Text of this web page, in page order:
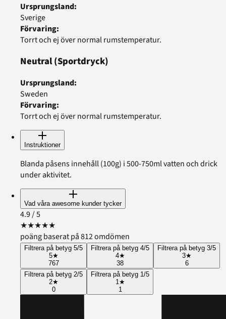
Ursprungsland:
Sverige
Förvaring:
Torrt och ej över normal rumstemperatur.
Neutral(Sportdryck)
Ursprungsland:
Sweden
Förvaring:
Torrt och ej över normal rumstemperatur.
Instruktioner
Blanda påsens innehåll (100g) i 500-750ml vatten och drick
under aktivitet.
Vad våra awesome kunder tycker
4.9/ 5
★★★★★
poäng baserat på 812 omdömen
Filtrera på betyg 5/5
5★
767
Filtrera på betyg 4/5
4★
38
Filtrera på betyg 3/5
3★
6
Filtrera på betyg 2/5
2★
0
Filtrera på betyg 1/5
1★
1